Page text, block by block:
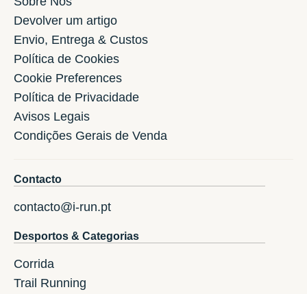
Devolver um artigo
Envio, Entrega & Custos
Política de Cookies
Cookie Preferences
Política de Privacidade
Avisos Legais
Condições Gerais de Venda
Contacto
contacto@i-run.pt
Desportos & Categorias
Corrida
Trail Running